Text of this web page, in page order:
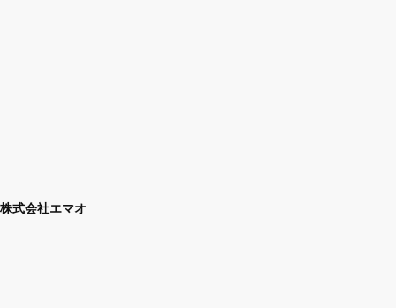
株式会社エマオ